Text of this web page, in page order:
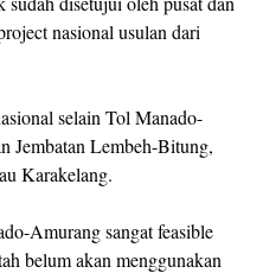
nasional usulan dari
selain Tol Manado-
Jembatan Lembeh-Bitung,
Karakelang.
Amurang sangat feasible
belum akan menggunakan